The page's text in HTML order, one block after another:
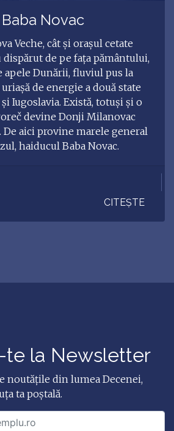
Novac
Veche, cât și orașul cetate
dispărut de pe fața pământului,
Dunării, fluviul pus la
de energie a două state
Iugoslavia. Există, totuși și o
devine Donji Milanovac
De aici provine marele general
haiducul Baba Novac.
CITEȘTE
te la Newsletter
noutățile din lumea Decenei,
ta poștală.